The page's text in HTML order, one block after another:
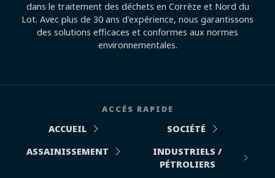
dans le traitement des déchets en Corrèze et Nord du
Lot. Avec plus de 30 ans d'expérience, nous garantissons
des solutions efficaces et conformes aux normes
environnementales.
ACCÈS RAPIDE
ACCUEIL
SOCIÉTÉ
ASSAINISSEMENT
INDUSTRIELS /
PÉTROLIERS